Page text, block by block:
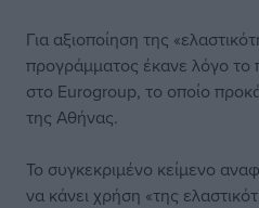
Για αξιοποίηση της
προγράμματος έκανε λόγο το
στο Eurogroup, το οποίο
της Αθήνας.
Το συγκεκριμένο κείμενο
να κάνει χρήση «της